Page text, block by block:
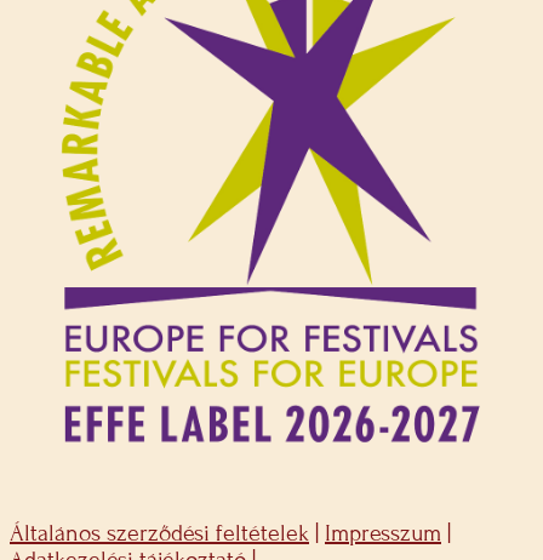
Általános szerződési feltételek Impresszum